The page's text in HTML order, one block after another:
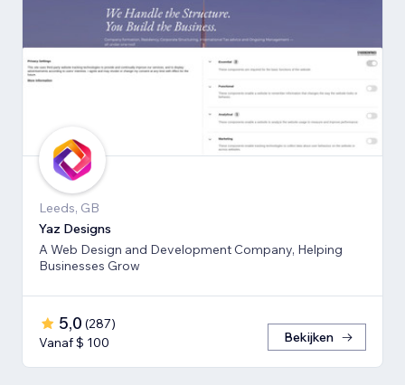
Leeds, GB
Yaz Designs
A Web Design and Development Company, Helping
Businesses Grow
5,0 (287)
Vanaf $ 100
Bekijken